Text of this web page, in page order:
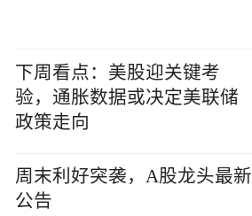
下周看点：美股迎关键考
验，通胀数据或决定美联储
政策走向
周末利好突袭，A股龙头最新
公告